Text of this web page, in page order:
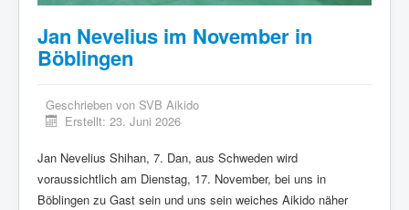
Jan Nevelius im November in
Böblingen
Geschrieben von SVB Aikido
Erstellt: 23. Juni 2026
Jan Nevelius Shihan, 7. Dan, aus Schweden wird
voraussichtlich am Dienstag, 17. November, bei uns in
Böblingen zu Gast sein und uns sein weiches Aikido näher